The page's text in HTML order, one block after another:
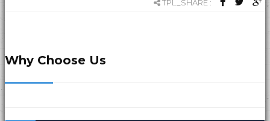
TPL_SHARE :
Why Choose Us